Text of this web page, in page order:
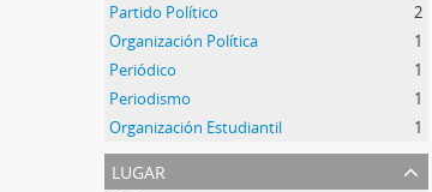
Partido Político
2
Organización Política
1
Periódico
1
Periodismo
1
Organización Estudiantil
1
lugar